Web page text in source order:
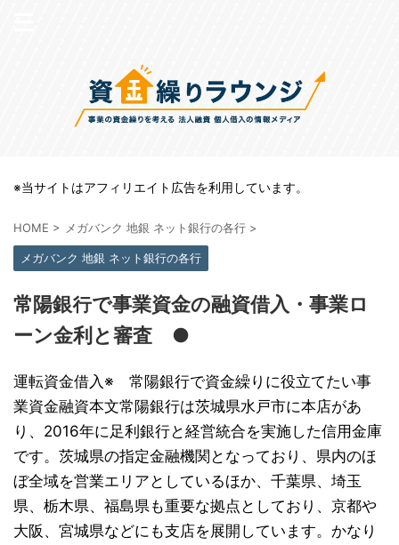
※当サイトはアフィリエイト広告を利用しています。
HOME > メガバンク 地銀 ネット銀行の各行 >
メガバンク 地銀 ネット銀行の各行
常陽銀行で事業資金の融資借入・事業ロ
ーン金利と審査 ●
運転資金借入※ 常陽銀行で資金繰りに役立てたい事
業資金融資本文常陽銀行は茨城県水戸市に本店があ
り、2016年に足利銀行と経営統合を実施した信用金庫
です。茨城県の指定金融機関となっており、県内のほ
ぼ全域を営業エリアとしているほか、千葉県、埼玉
県、栃木県、福島県も重要な拠点としており、京都や
大阪、宮城県などにも支店を展開しています。かなり